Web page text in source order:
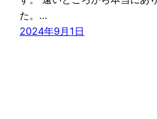
た。…
2024年9月1日